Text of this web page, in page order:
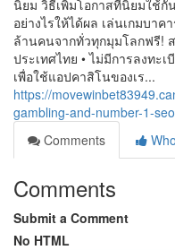
นิยม วิธีเพิ่มโอกาสที่นิยมใช้
อย่างไรให้ได้ผล เล่น​เกม​บา​
ล้าน​คน​จาก​ทั่ว​ทุก​มุม​โลก​ฟรี!
ประเทศไทย • ไม่​มี​การ​ลง​ทะ
เพื่อ​ใช้​แอ​ป​คา​สิ​โน​ของ​เร...
https://
gambling-and-number-1-
Comments
Comments
Submit a Comment
No HTML